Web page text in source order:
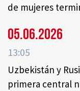
de mujeres
05.06.2026
13:05
Uzbekistán y
primera central